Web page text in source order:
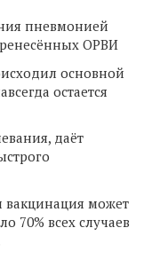
пневмонией
ОРВИ
основной
остается
даёт
вакцинация может
70% всех случаев